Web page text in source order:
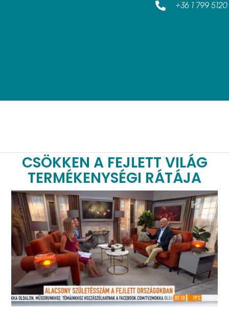
+36 1 799 5120
CSÖKKEN A FEJLETT VILÁG
TERMÉKENYSÉGI RÁTÁJA